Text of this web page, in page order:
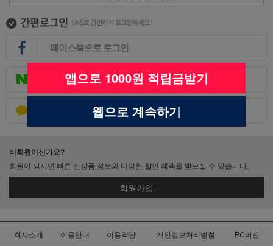
페이스북으로 로그인
네이버로 로그인
카카오톡으로 로그인
비회원이신가요?
회원이 되시면 빠른 신상품 정보와 다양한 할인 혜택을 받으실 수 있습니다.
회원가입
회사소개 이용안내 이용약관 개인정보처리방침 PC버전
앱으로 1000원 적립금받기
웹으로 계속하기